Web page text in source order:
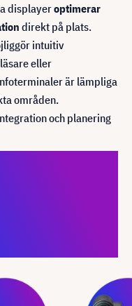
displayeroptimerar
direkt på plats.
intuitiv
eller
är lämpliga
områden.
och planering